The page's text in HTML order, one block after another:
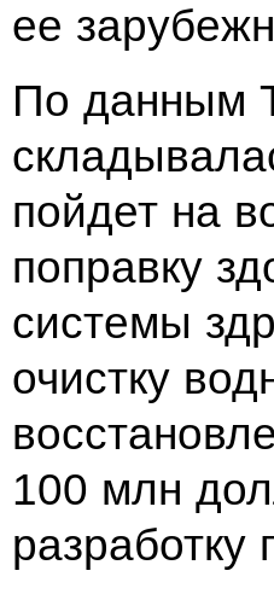
ее
По данным
пойдет на
поправку
системы
очистку
100 млн
разработку